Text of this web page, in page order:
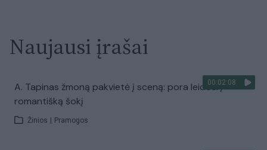
Naujausi įrašai
00:02:08
A. Tapinas žmoną pakvietė į sceną: pora leidosi į
romantišką šokį
Žinios Pramogos